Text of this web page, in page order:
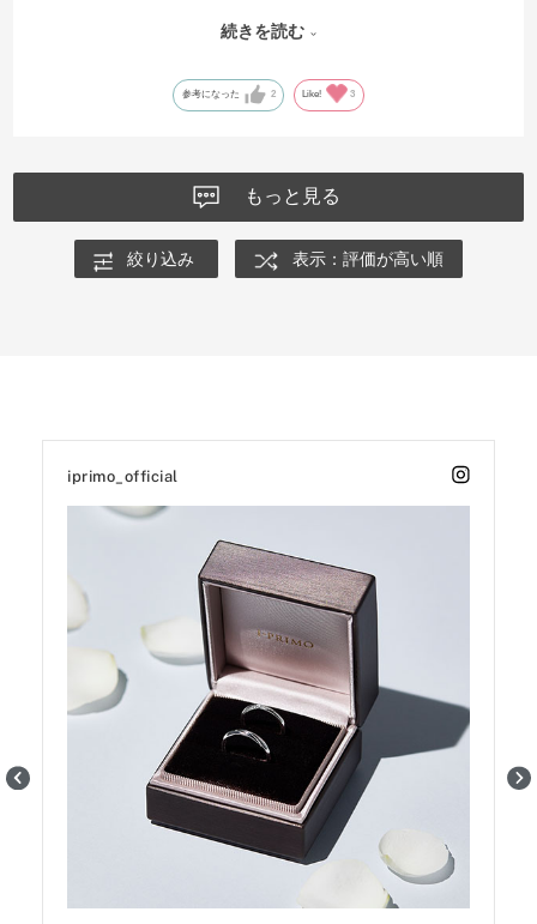
担当してくださった方もとても優しく寄り添ってくれて、やっぱりI-
続きを読む
参考になった 2 Like! 3
もっと見る
絞り込み 表示：評価が高い順
iprimo_official